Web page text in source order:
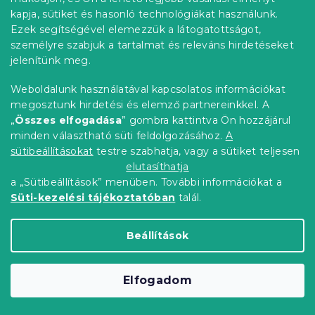
kapja, sütiket és hasonló technológiákat használunk.
Ezek segítségével elemezzük a látogatottságot,
személyre szabjuk a tartalmat és releváns hirdetéseket
jelenítünk meg.
Weboldalunk használatával kapcsolatos információkat
megosztunk hirdetési és elemző partnereinkkel. A
„Összes elfogadása” gombra kattintva Ön hozzájárul
minden választható süti feldolgozásához. A
sütibeállításokat testre szabhatja, vagy a sütiket teljesen
elutasíthatja
a „Sütibeállítások” menüben. További információkat a
Süti-kezelési tájékoztatóban talál.
Beállítások
Elfogadom
Raktáron(>10 db)
2 044 Ft Kosárba
Kedvezménykupon
-10% "BTS10"
Laptop tok 15,6" KITTY TO GO LS142,